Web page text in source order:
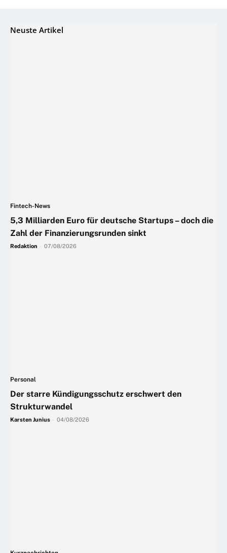
Neuste Artikel
Fintech-News
5,3 Milliarden Euro für deutsche Startups – doch die
Zahl der Finanzierungsrunden sinkt
Redaktion 07/08/2026
Personal
Der starre Kündigungsschutz erschwert den
Strukturwandel
Karsten Junius 04/08/2026